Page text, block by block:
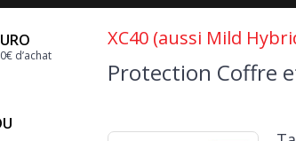
XC40 (aussi Mild
Protection Coffre
d’achat